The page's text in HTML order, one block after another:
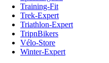
Training-Fit
Trek-Expert
Triathlon-Expert
TripnBikers
Vélo-Store
Winter-Expert